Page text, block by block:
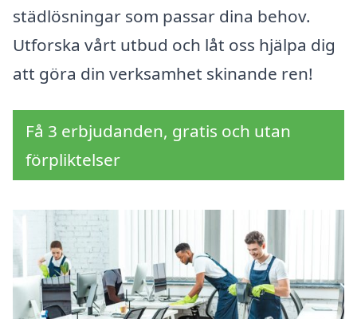
städlösningar som passar dina behov.
Utforska vårt utbud och låt oss hjälpa dig
att göra din verksamhet skinande ren!
Få 3 erbjudanden, gratis och utan
förpliktelser